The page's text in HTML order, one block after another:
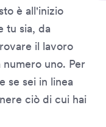
è all'inizio
tu sia, da
il lavoro
uno. Per
se sei in linea
ciò di cui hai